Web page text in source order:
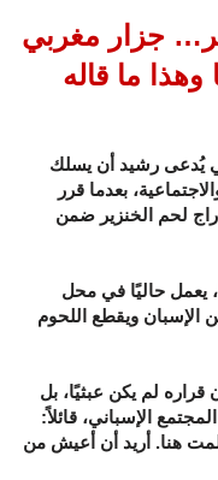
جزار مغربي
ما قاله
يُدعى رشيد أن يسلك
بعدما قرر
لحم الخنزير ضمن
يعمل حاليًا في محل
الإسبان ويقطع اللحوم
لم يكن عبثيًا، بل
الإسباني، قائلاً:
هنا. أريد أن أعيش من